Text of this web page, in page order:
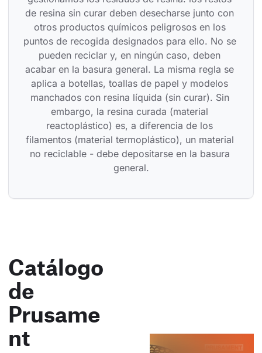
de resina sin curar deben desecharse junto con
otros productos químicos peligrosos en los
puntos de recogida designados para ello. No se
pueden reciclar y, en ningún caso, deben
acabar en la basura general. La misma regla se
aplica a botellas, toallas de papel y modelos
manchados con resina líquida (sin curar). Sin
embargo, la resina curada (material
reactoplástico) es, a diferencia de los
filamentos (material termoplástico), un material
no reciclable - debe depositarse en la basura
general.
Catálogo
de
Prusame
nt